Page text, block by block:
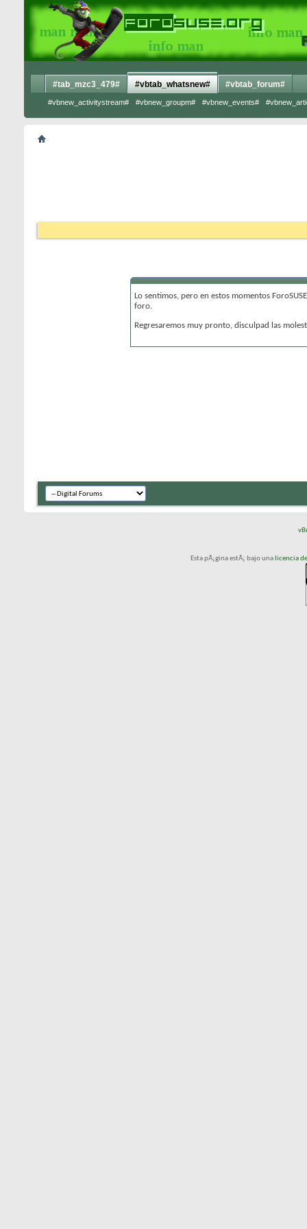
#tab_mzc3_479# #vbtab_whatsnew#
#vbnew_activitystream# #vbnew_groupm# #vbnew_events#
#vbtab_forum#
Lo sentimos, pero en estos momentos
foro.
Regresaremos muy pronto, disculpad las
Esta pÃ¡gina estÃ¡ bajo una licencia